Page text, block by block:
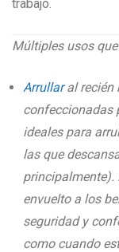
trabajo.
Múltiples usos
Arrullaral recién
confeccionadas
ideales para
las que
principalmente).
envuelto a los
seguridad y
como cuando